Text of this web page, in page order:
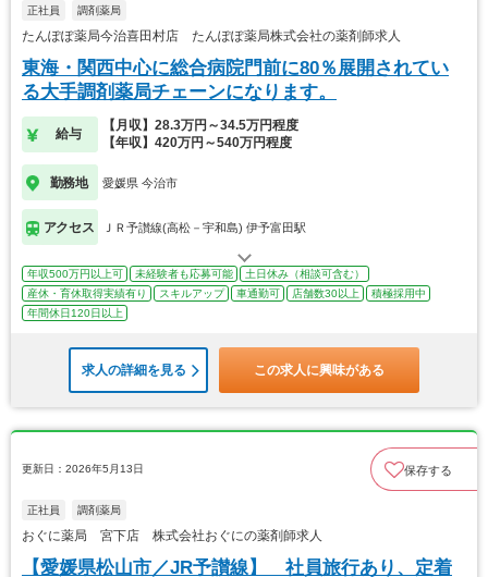
正社員 調剤薬局
たんぽぽ薬局今治喜田村店 たんぽぽ薬局株式会社の薬剤師求人
東海・関西中心に総合病院門前に80％展開されてい
る大手調剤薬局チェーンになります。
給与
【月収】28.3万円～34.5万円程度
【年収】420万円～540万円程度
勤務地 愛媛県 今治市
アクセス ＪＲ予讃線(高松－宇和島) 伊予富田駅
年収500万円以上可 未経験者も応募可能
土日休み（相談可含む）
産休・育休取得実績有り
スキルアップ 車通勤可 店舗数30以上
積極採用中
年間休日120日以上
求人の詳細を見る この求人に興味がある
更新日：2026年5月13日 保存する
正社員 調剤薬局
おぐに薬局 宮下店 株式会社おぐにの薬剤師求人
【愛媛県松山市／JR予讃線】 社員旅行あり、定着